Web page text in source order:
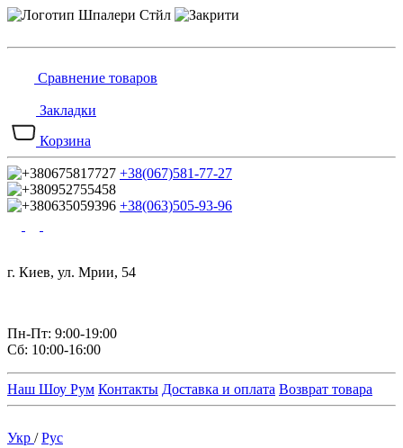
Сравнение товаров
Закладки
Корзина
+38(067)581-77-27
+38(063)505-93-96
г. Киев, ул. Мрии, 54
Пн-Пт: 9:00-19:00
Сб: 10:00-16:00
Наш Шоу Рум Контакты Доставка и оплата Возврат товара
Укр /Рус